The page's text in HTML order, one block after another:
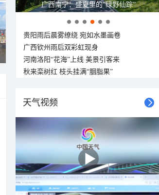
广西南宁：盛夏里的“绿野仙踪”
贵阳雨后晨雾缭绕 宛如水墨画卷
广西钦州雨后双彩虹现身
河南洛阳“花海”上线 美景引客来
秋来栾树红 枝头挂满“胭脂果”
天气视频